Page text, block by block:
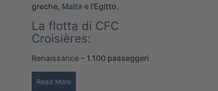
greche, Malta e l’Egitto.
La flotta di CFC
Croisières:
Renaissance – 1.100 passeggeri
Read More